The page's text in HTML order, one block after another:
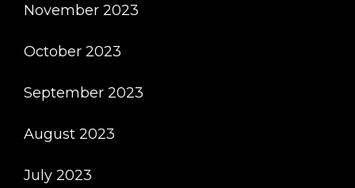
November 2023
October 2023
September 2023
August 2023
July 2023